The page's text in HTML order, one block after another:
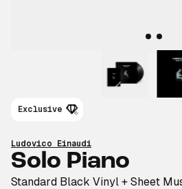
Ludovico Einaudi
Solo Piano
Standard Black Vinyl + Sheet
Exclusive